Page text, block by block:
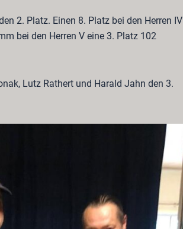
2. Platz. Einen 8. Platz bei den Herren IV
bei den Herren V eine 3. Platz 102
Lutz Rathert und Harald Jahn den 3.